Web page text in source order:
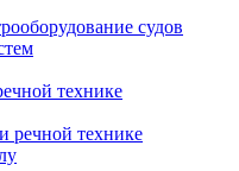
судов
технике
речной технике